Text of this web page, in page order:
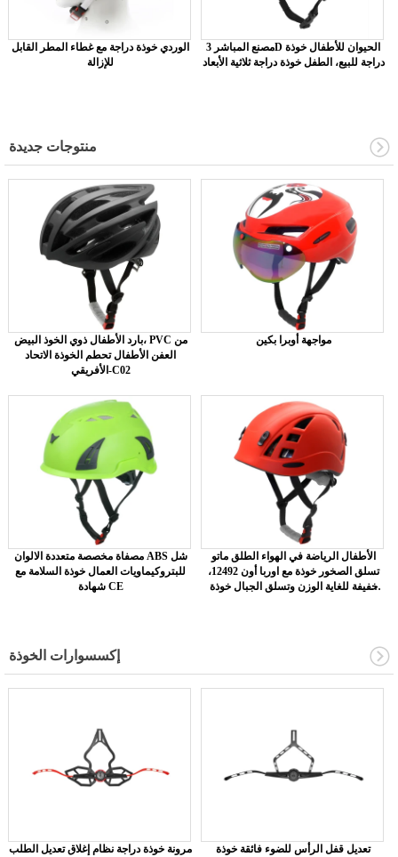
الوردي خوذة دراجة مع غطاء المطر القابل
للإزالة
مصنع المباشر 3D الحيوان للأطفال خوذة
دراجة للبيع، الطفل خوذة دراجة ثلاثية الأبعاد
منتوجات جديدة
بارد الأطفال ذوي الخوذ البيض، PVC من
العفن الأطفال تحطم الخوذة الاتحاد
الأفريقي-C02
مواجهة أوبرا بكين
مصفاة مخصصة متعددة الالوان ABS شل
للبتروكيماويات العمال خوذة السلامة مع
شهادة CE
الأطفال الرياضة في الهواء الطلق ماتو
تسلق الصخور خوذة مع اوربا أون 12492،
خفيفة للغاية الوزن وتسلق الجبال خوذة
إكسسوارات الخوذة
مرونة خوذة دراجة نظام إغلاق تعديل الطلب
تعديل قفل الرأس للضوء فائقة خوذة